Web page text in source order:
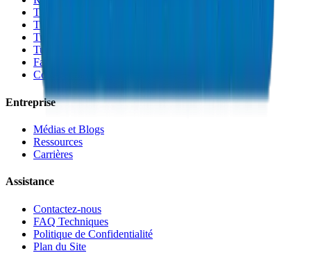
Tuyaux Conduit PVC
Tuyaux PP-R
Tuyaux HDPE
Tuyaux PEX
Fabrications et Accessoires
Colles et Solvants
Entreprise
Médias et Blogs
Ressources
Carrières
Assistance
Contactez-nous
FAQ Techniques
Politique de Confidentialité
Plan du Site